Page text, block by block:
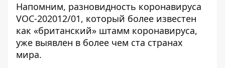
Напомним, разновидность коронавируса
VOC-202012/01, который более известен
как «британский» штамм коронавируса,
уже выявлен в более чем ста странах
мира.